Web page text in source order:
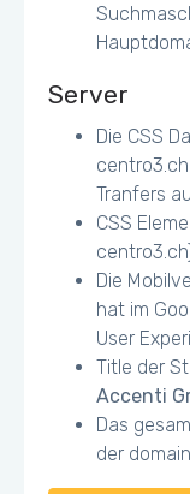
Server
Die CSS
Tranfers
CSS
Die
hat im
User
Title der
Accenti
Das
der